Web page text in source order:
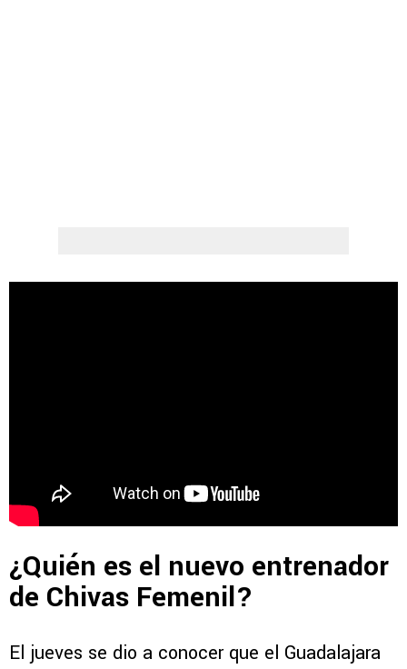
¿Quién es el nuevo entrenador
de Chivas Femenil?
El jueves se dio a conocer que el Guadalajara